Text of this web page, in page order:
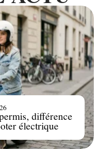
différence
électrique